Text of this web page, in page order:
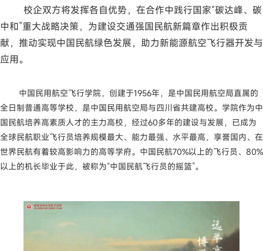
校企双方将发挥各自优势，在合作中践行国家“碳达峰、碳
中和”重大战略决策，为建设交通强国民航新篇章作出积极贡
献，推动实现中国民航绿色发展，助力新能源航空飞行器开发与
应用。
中国民用航空飞行学院，创建于1956年，是中国民用航空局直属的
全日制普通高等学校，是中国民用航空局与四川省共建高校。学院作为中
国民航培养高素质人才的主力高校，经过60多年的建设与发展，已成为
全球民航职业飞行员培养规模最大、能力最强、水平最高，享誉国内、在
世界民航有着较高影响力的高等学府。中国民航70%以上的飞行员、80%
以上的机长毕业于此，被称为“中国民航飞行员的摇篮”。